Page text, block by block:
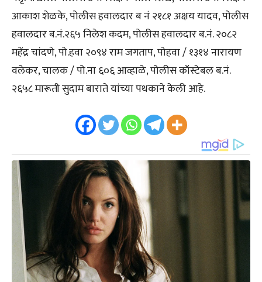
आकाश शेळके, पोलीस हवालदार ब नं २१८१ अक्षय यादव, पोलीस
हवालदार ब.नं.२६५ निलेश कदम, पोलीस हवालदार ब.नं. २०८२
महेंद्र चांदणे, पो.हवा २०९४ राम जगताप, पोहवा / १३१४ नारायण
वलेकर, चालक / पो.ना ६०६ आव्हाळे, पोलीस कॉस्टेबल ब.नं.
२६५८ मारूती सुदाम बाराते यांच्या पथकाने केली आहे.